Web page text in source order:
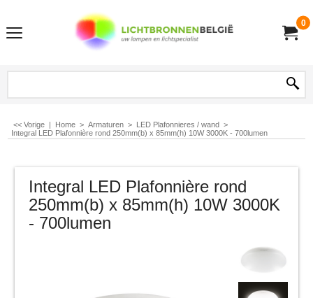
0
<< Vorige | Home > Armaturen > LED Plafonnieres / wand >
Integral LED Plafonnière rond 250mm(b) x 85mm(h) 10W 3000K - 700lumen
Integral LED Plafonnière rond
250mm(b) x 85mm(h) 10W 3000K
- 700lumen